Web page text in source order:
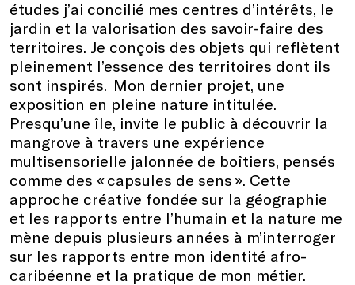
études j’ai concilié mes centres d’intérêts, le
jardin et la valorisation des savoir-faire des
territoires. Je conçois des objets qui reflètent
pleinement l’essence des territoires dont ils
sont inspirés. Mon dernier projet, une
exposition en pleine nature intitulée.
Presqu’une île, invite le public à découvrir la
mangrove à travers une expérience
multisensorielle jalonnée de boîtiers, pensés
comme des « capsules de sens ». Cette
approche créative fondée sur la géographie
et les rapports entre l’humain et la nature me
mène depuis plusieurs années à m’interroger
sur les rapports entre mon identité afro-
caribéenne et la pratique de mon métier.